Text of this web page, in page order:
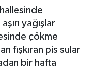
yağışlar
çökme
fışkıran pis sular
bir hafta